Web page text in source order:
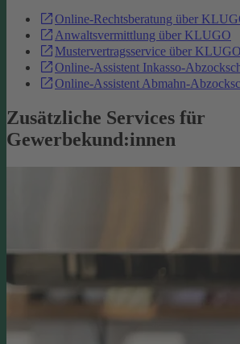
Online-Rechtsberatung über
Anwaltsvermittlung über KLUGO
Mustervertragsservice über KLUGO
Online-Assistent Inkasso-
Online-Assistent Abmahn-
Zusätzliche Services für
Gewerbekund:innen